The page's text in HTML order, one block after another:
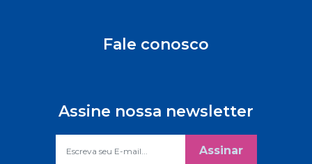
Fale conosco
Assine nossa newsletter
Assinar